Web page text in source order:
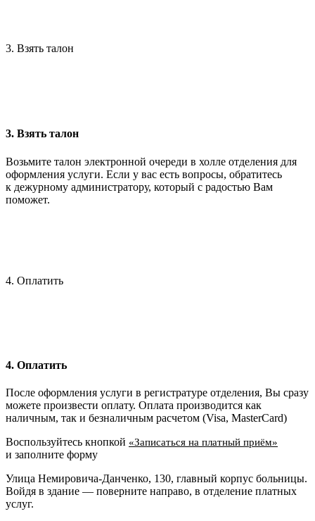
3. Взять талон
3. Взять талон
Возьмите талон электронной очереди в холле отделения для
оформления услуги. Если у вас есть вопросы, обратитесь
к дежурному администратору, который с радостью Вам
поможет.
4. Оплатить
4. Оплатить
После оформления услуги в регистратуре отделения, Вы сразу
можете произвести оплату. Оплата производится как
наличным, так и безналичным расчетом (Visa, MasterCard)
Воспользуйтесь кнопкой «Записаться на платный приём»
и заполните форму
Улица Немировича-Данченко, 130, главный корпус больницы.
Войдя в здание — поверните направо, в отделение платных
услуг.